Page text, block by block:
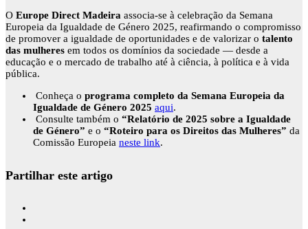
O Europe Direct Madeira associa-se à celebração da Semana
Europeia da Igualdade de Género 2025, reafirmando o compromisso
de promover a igualdade de oportunidades e de valorizar o talento
das mulheres em todos os domínios da sociedade — desde a
educação e o mercado de trabalho até à ciência, à política e à vida
pública.
Conheça o programa completo da Semana Europeia da
Igualdade de Género 2025 aqui.
Consulte também o “Relatório de 2025 sobre a Igualdade
de Género” e o “Roteiro para os Direitos das Mulheres” da
Comissão Europeia neste link.
Partilhar este artigo